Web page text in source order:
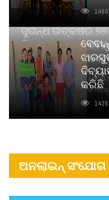
ସୁଗନ୍ଧ ଉତ୍କର୍ଷର
ପିୟୋର୍‌ ଅଗରବତୀ
ନବସୃଜନ ଉନ୍ମୋଚନ
ବାଉଁଶ ବିହୀନ କଠିନ ଧୂପ ଏବଂ
ଦୀର୍ଘସ୍ଥାୟିତା ଏବଂ ଆଧ୍ୟାତ୍ମିକ
କରିଛି
ଅନଲାଇନ୍ ସଂଯୋଗ